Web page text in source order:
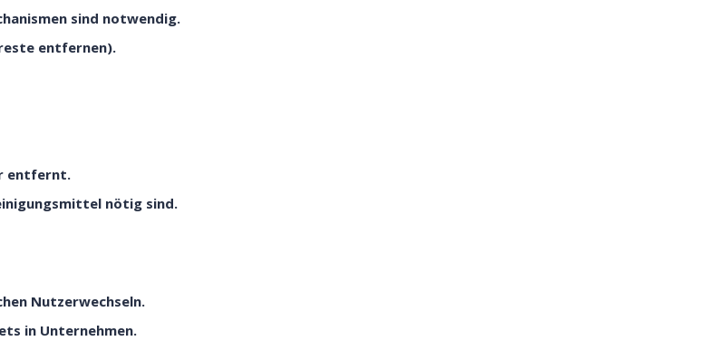
sind notwendig.
entfernen).
entfernt.
nötig sind.
Nutzerwechseln.
in Unternehmen.